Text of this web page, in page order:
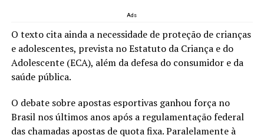
Ads
O texto cita ainda a necessidade de proteção de crianças
e adolescentes, prevista no Estatuto da Criança e do
Adolescente (ECA), além da defesa do consumidor e da
saúde pública.
O debate sobre apostas esportivas ganhou força no
Brasil nos últimos anos após a regulamentação federal
das chamadas apostas de quota fixa. Paralelamente à